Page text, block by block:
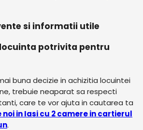
si informatii utile
potrivita pentru
buna decizie in achizitia locuintei
trebuie neaparat sa respecti
care te vor ajuta in cautarea ta
in Iasi cu 2 camere in cartierul
.